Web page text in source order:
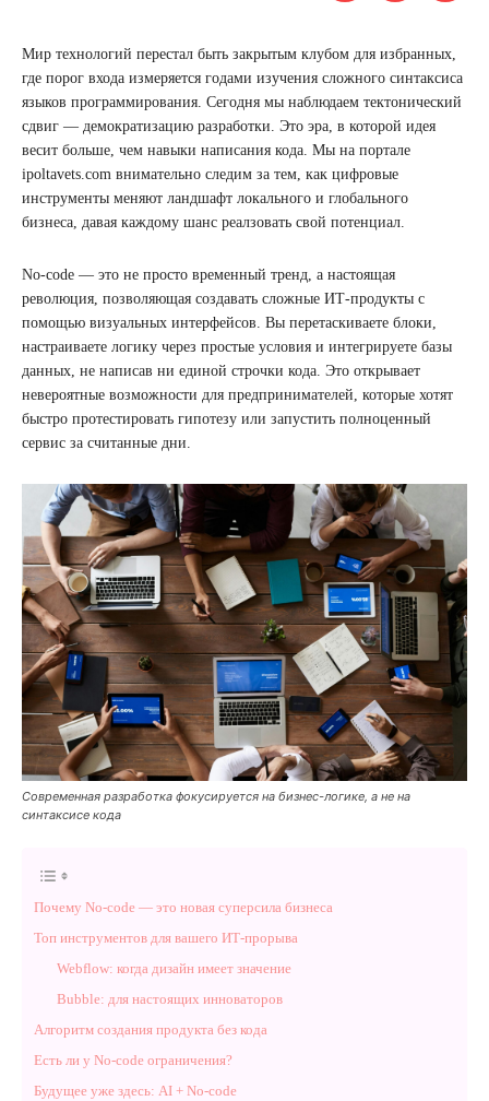
Мир технологий перестал быть закрытым клубом для избранных,
где порог входа измеряется годами изучения сложного синтаксиса
языков программирования. Сегодня мы наблюдаем тектонический
сдвиг — демократизацию разработки. Это эра, в которой идея
весит больше, чем навыки написания кода. Мы на портале
ipoltavets.com внимательно следим за тем, как цифровые
инструменты меняют ландшафт локального и глобального
бизнеса, давая каждому шанс реалзовать свой потенциал.
No-code — это не просто временный тренд, а настоящая
революция, позволяющая создавать сложные ИТ-продукты с
помощью визуальных интерфейсов. Вы перетаскиваете блоки,
настраиваете логику через простые условия и интегрируете базы
данных, не написав ни единой строчки кода. Это открывает
невероятные возможности для предпринимателей, которые хотят
быстро протестировать гипотезу или запустить полноценный
сервис за считанные дни.
Современная разработка фокусируется на бизнес-логике, а не на
синтаксисе кода
Почему No-code — это новая суперсила бизнеса
Топ инструментов для вашего ИТ-прорыва
Webflow: когда дизайн имеет значение
Bubble: для настоящих инноваторов
Алгоритм создания продукта без кода
Есть ли у No-code ограничения?
Будущее уже здесь: AI + No-code